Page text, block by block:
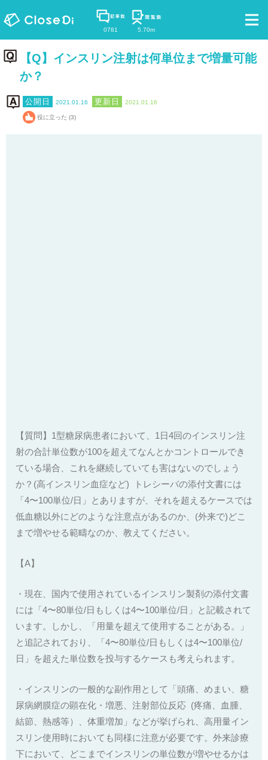
0781 5.70m
【Q】インスリン注射は何単位まで増量可能
か？
2021.01.16 2021.01.16
役に立った (3)
【質問】1型糖尿病患者において、1日4回のインスリン注
射の合計単位数が100を超えてなんとかコントロールでき
ている場合、これを継続していても害はないのでしょう
か？(高インスリン血症など)
トレシーバの添付文書には
「4〜100単位/日」とありますが、それを超えるケースでは
低血糖以外にどのような注意点があるのか、(外来で)どこ
まで増やせる範疇なのか、教えてください。
【A】
・現在、国内で使用されているインスリン製剤の添付文書
には「4〜80単位/日もしくは4〜100単位/日」と記載されて
います。しかし、「用量を超えて使用することがある。」
と追記されており、「4〜80単位/日もしくは4〜100単位/
日」を超えた単位数を投与するケースも考えられます。
・インスリンの一般的な副作用として「頭痛、めまい、糖
尿病網膜症の顕在化・増悪、注射部位反応 (疼痛、血腫、
結節、熱感等）、体重増加」などが挙げられ、高用量イン
スリン使用時においても同様に注意が必要です。外来診療
下において、どこまでインスリンの単位数が増やせるかは